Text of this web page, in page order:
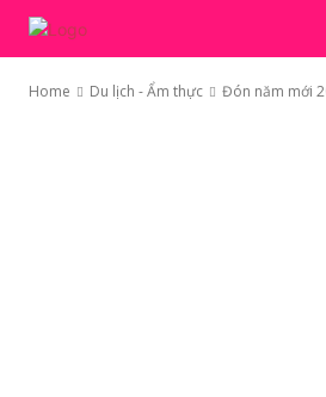
Home Du lịch - Ẩm thực Đón năm mới